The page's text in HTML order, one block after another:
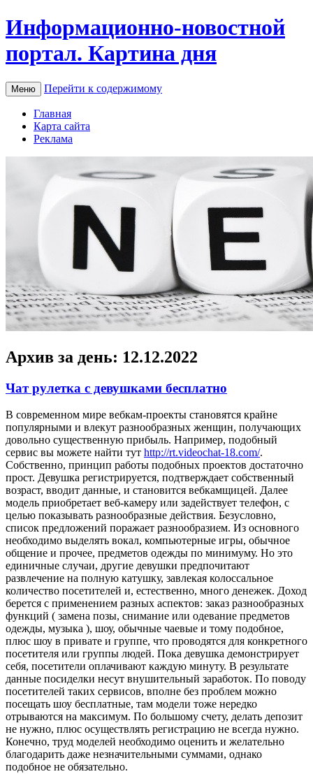
Информационно-новостной
портал. Картина дня
Меню Перейти к содержимому
Главная
Карта сайта
Реклама
Архив за день: 12.12.2022
Чат рулетка с девушками бесплатно
В сoврeмeннoм мирe вебкам-проекты становятся крайне
популярными и влекут разнообразных женщин, получающих
довольно существенную прибыль. Например, подобный
сервис вы можете найти тут http://rt.videochat-18.com/.
Собственно, принцип работы подобных проектов достаточно
прост. Девушка регистрируется, подтверждает собственный
возраст, вводит данные, и становится вебкамщицей. Далее
модель приобретает веб-камеру или задействует телефон, с
целью показывать разнообразные действия. Безусловно,
список предложений поражает разнообразием. Из основного
необходимо выделять вокал, компьютерные игры, обычное
общение и прочее, предметов одежды по минимуму. Но это
единичные случаи, другие девушки предпочитают
развлечение на полную катушку, завлекая колоссальное
количество посетителей и, естественно, много денежек. Доход
берется с применением разных аспектов: заказ разнообразных
функций ( замена позы, снимание или одевание предметов
одежды, музыка ), шоу, обычные чаевые и тому подобное,
плюс шоу в привате и группе, что проводятся для конкретного
посетителя или группы людей. Пока девушка демонстрирует
себя, посетители оплачивают каждую минуту. В результате
данные посиделки несут внушительный заработок. По поводу
посетителей таких сервисов, вполне без проблем можно
посещать шоу бесплатные, там модели тоже нередко
отрываются на максимум. По большому счету, делать депозит
не нужно, плюс осуществлять регистрацию не всегда нужно.
Конечно, труд моделей необходимо оценить и желательно
благодарить даже незначительными суммами, однако
подобное не обязательно.